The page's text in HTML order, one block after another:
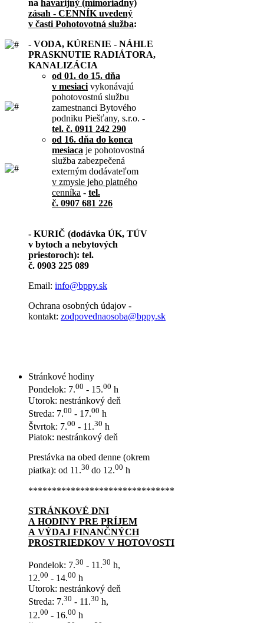
na havarijný (mimoriadny)
zásah - CENNÍK uvedený
v časti Pohotovotná služba:
- VODA, KÚRENIE - NÁHLE
PRASKNUTIE RADIÁTORA,
KANALIZÁCIA
od 01. do 15. dňa
v mesiaci vykonávajú
pohotovostnú službu
zamestnanci Bytového
podniku Piešťany, s.r.o. -
tel. č. 0911 242 290
od 16. dňa do konca
mesiaca je pohotovostná
služba zabezpečená
externým dodávateľom
v zmysle jeho platného
cenníka - tel.
č. 0907 681 226
- KURIČ (dodávka ÚK, TÚV
v bytoch a nebytových
priestoroch): tel.
č. 0903 225 089
Email: info@bppy.sk
Ochrana osobných údajov -
kontakt: zodpovednaosoba@bppy.sk
Stránkové hodiny
Pondelok: 7.00 - 15.00 h
Utorok: nestránkový deň
Streda: 7.00 - 17.00 h
Štvrtok: 7.00 - 11.30 h
Piatok: nestránkový deň
Prestávka na obed denne (okrem
piatka): od 11.30 do 12.00 h
*******************************
STRÁNKOVÉ DNI
A HODINY PRE PRÍJEM
A VÝDAJ FINANČNÝCH
PROSTRIEDKOV V HOTOVOSTI
Pondelok: 7.30 - 11.30 h,
12.00 - 14.00 h
Utorok: nestránkový deň
Streda: 7.30 - 11.30 h,
12.00 - 16.00 h